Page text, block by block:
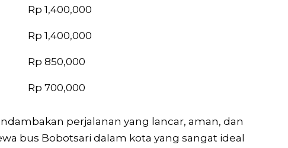
Rp 1,400,000
Rp 1,400,000
Rp 850,000
Rp 700,000
perjalanan yang lancar, aman, dan
bus Bobotsari dalam kota yang sangat ideal